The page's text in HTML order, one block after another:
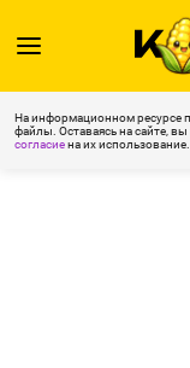
На информационном ресурсе
файлы. Оставаясь на сайте,
согласиена их использование.